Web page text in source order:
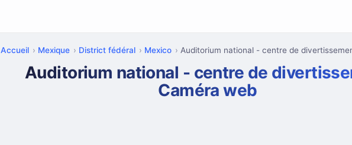
Accueil Mexique District fédéral Mexico Auditorium national - centre de
Auditorium national - centre de
Caméra web